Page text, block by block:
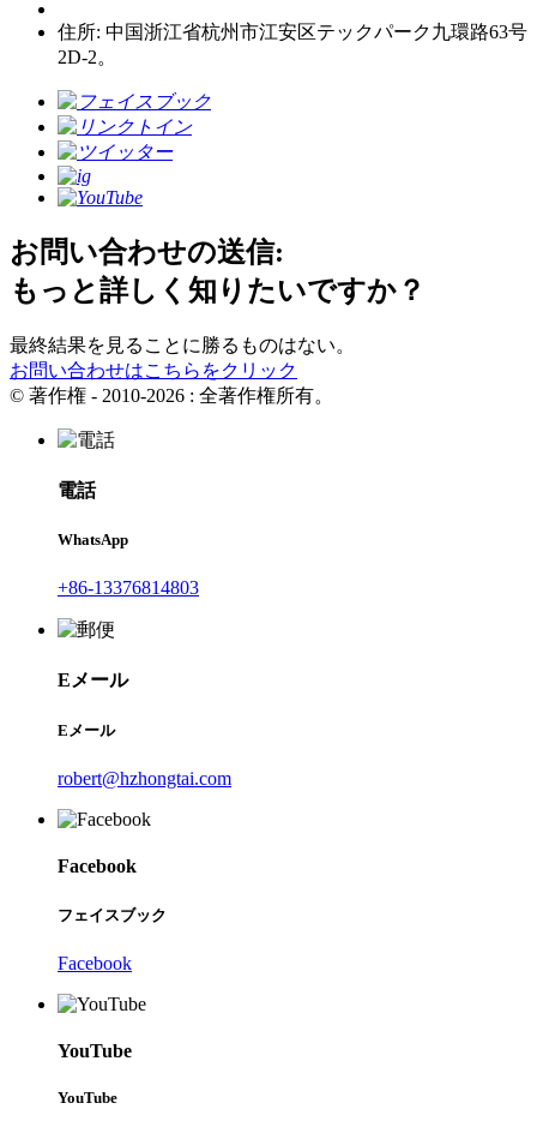
住所: 中国浙江省杭州市江安区テックパーク九環路63号
2D-2。
お問い合わせの送信:
もっと詳しく知りたいですか？
最終結果を見ることに勝るものはない。
お問い合わせはこちらをクリック
© 著作権 - 2010-2026 : 全著作権所有。
電話
WhatsApp
+86-13376814803
Eメール
Eメール
robert@hzhongtai.com
Facebook
フェイスブック
Facebook
YouTube
YouTube